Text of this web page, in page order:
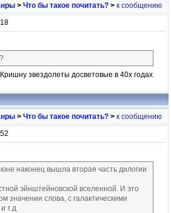
> Что бы такое почитать? > к сообщению
звездолеты досветовые в 40х годах
> Что бы такое почитать? > к сообщению
наконец вышла вторая часть дилогии
эйнштейновской вселенной. И это
значении слова, с галактическими
т.д